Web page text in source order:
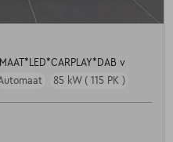
v
85 kW ( 115 PK )